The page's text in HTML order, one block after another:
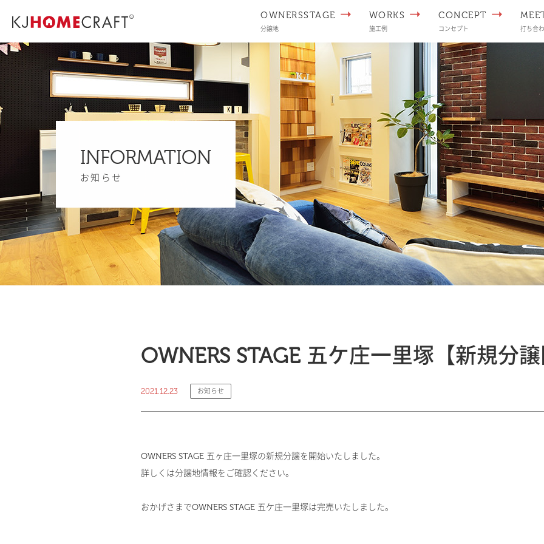
OWNERSSTAGE
分譲地
WORKS
施工例
CONCEPT
コンセプト 打ち合
INFORMATION
お知らせ
OWNERS STAGE 五ケ庄一里塚【新規分
2021.12.23 お知らせ
OWNERS STAGE 五ヶ庄一里塚の新規分譲を開始いたしました。
詳しくは分譲地情報をご確認ください。
おかげさまでOWNERS STAGE 五ケ庄一里塚は完売いたしました。